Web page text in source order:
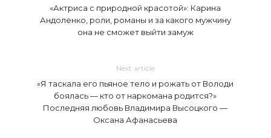
«Актриса с природной красотой»: Карина
Андоленко, роли, романы и за какого мужчину
она не сможет выйти замуж
Next article
«Я таскала его пьяное тело и рожать от Володи
боялась — кто от наркомана родится?»
Последняя любовь Владимира Высоцкого —
Оксана Афанасьева